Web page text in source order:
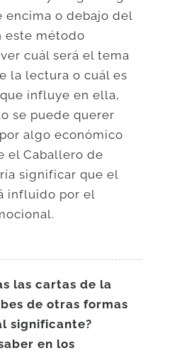
encima o debajo del
este método
cuál será el tema
la lectura o cuál es
influye en ella,
se puede querer
algo económico
el Caballero de
significar que el
influido por el
las cartas de la
de otras formas
significante?
en los